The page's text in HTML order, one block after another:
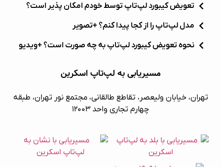
تعویض کیبورد لپ‌تاپ توسط خودم امکان پذیر است؟
مدل لپ‌تاپ را از کجا پیدا کنم؟ +تصویر
نحوه تعویض کیبورد لپ‌تاپ به چه صورت است؟ +ویدیو
مسیریابی به لپ‌تاپ اسکرین
تهران، خیابان ولیعصر، تقاطع طالقانی، مجتمع نور تهران، طبقه
چهارم تجاری واحد ۱۲۰۰۳